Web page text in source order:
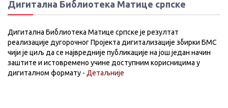
Дигитална Библиотека Матице српске
Дигитална Библиотека Матице српске је резултат
реализације дугорочног Пројекта дигитализације збирки БМС
чији је циљ да се највредније публикације на још један начин
заштите и истовремено учине доступним корисницима у
дигиталном формату - Детаљније